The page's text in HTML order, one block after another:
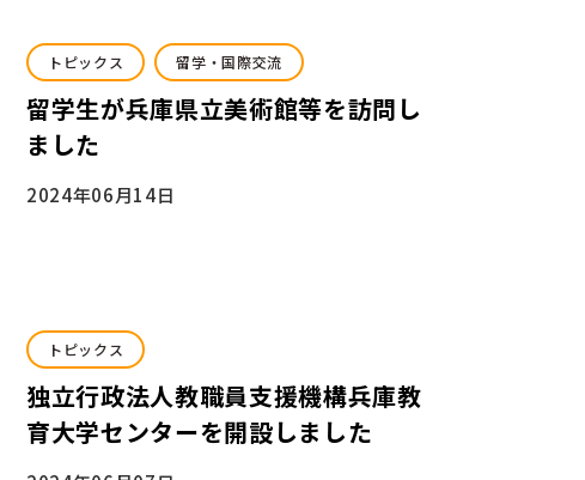
トピックス 留学・国際交流
留学生が兵庫県立美術館等を訪問し
ました
2024年06月14日
トピックス
独立行政法人教職員支援機構兵庫教
育大学センターを開設しました